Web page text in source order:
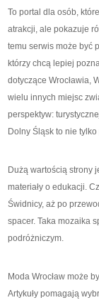
To portal dla osób,
atrakcji, ale pokazuje
temu serwis może być
którzy chcą lepiej
dotyczące Wrocławia,
wielu innych miejsc
perspektyw:
Dolny Śląsk to nie
Dużą wartością strony
materiały o edukacji.
Świdnicy, aż po
spacer. Taka mozaika
podróżniczym.
Moda Wrocław może
Artykuły pomagają